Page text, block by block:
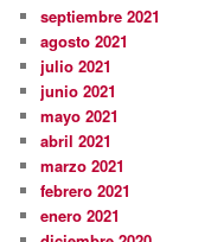
septiembre 2021
agosto 2021
julio 2021
junio 2021
mayo 2021
abril 2021
marzo 2021
febrero 2021
enero 2021